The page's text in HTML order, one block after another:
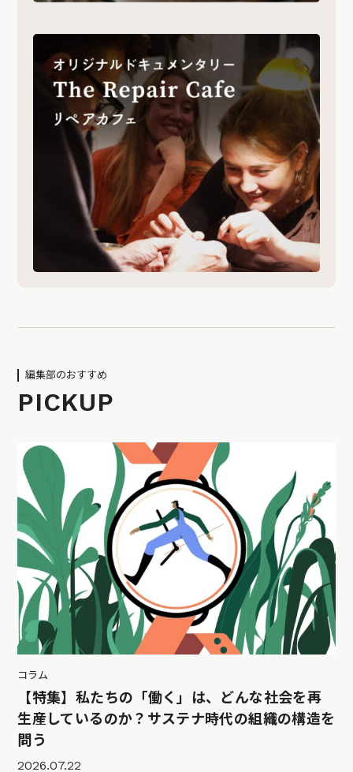
編集部のおすすめ
PICKUP
コラム
【特集】私たちの「働く」は、どんな社会を再
生産しているのか？サステナ時代の組織の構造を
問う
2026.07.22